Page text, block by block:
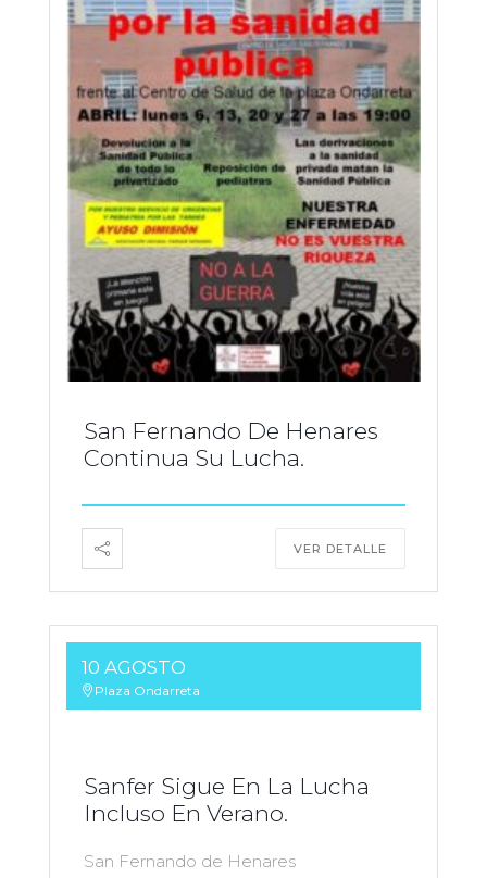
San Fernando De Henares
Continua Su Lucha.
VER DETALLE
10 AGOSTO
Plaza Ondarreta
Sanfer Sigue En La Lucha
Incluso En Verano.
San Fernando de Henares